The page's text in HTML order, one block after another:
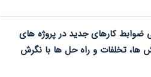
ضوابط کارهای جدید در پروژه های
ها، تخلفات و راه حل ها با نگرش